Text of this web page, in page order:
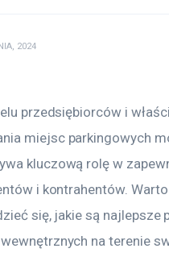
2024
przedsiębiorców i
miejsc parkingowych
kluczową rolę w
i kontrahentów.
się, jakie są najlepsze
na terenie